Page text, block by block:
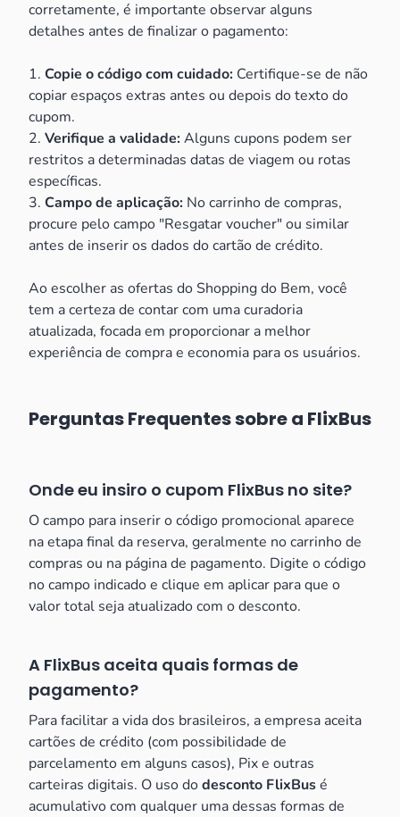
corretamente, é importante observar alguns
detalhes antes de finalizar o pagamento:
1. Copie o código com cuidado: Certifique-se de não
copiar espaços extras antes ou depois do texto do
cupom.
2. Verifique a validade:Alguns cupons podem ser
restritos a determinadas datas de viagem ou rotas
específicas.
3. Campo de aplicação: No carrinho de compras,
procure pelo campo "Resgatar voucher" ou similar
antes de inserir os dados do cartão de crédito.
Ao escolher as ofertas do Shopping do Bem, você
tem a certeza de contar com uma curadoria
atualizada, focada em proporcionar a melhor
experiência de compra e economia para os usuários.
Perguntas Frequentes sobre a FlixBus
Onde eu insiro o cupom FlixBus no site?
O campo para inserir o código promocional aparece
na etapa final da reserva, geralmente no carrinho de
compras ou na página de pagamento. Digite o código
no campo indicado e clique em aplicar para que o
valor total seja atualizado com o desconto.
A FlixBus aceita quais formas de
pagamento?
Para facilitar a vida dos brasileiros, a empresa aceita
cartões de crédito (com possibilidade de
parcelamento em alguns casos), Pix e outras
carteiras digitais. O uso dodesconto FlixBusé
acumulativo com qualquer uma dessas formas de